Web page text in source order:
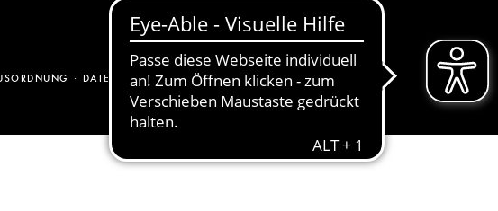
DATENSCHUTZ